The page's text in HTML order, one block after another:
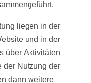
liegen in der
und in der
über Aktivitäten
der Nutzung der
dann weitere